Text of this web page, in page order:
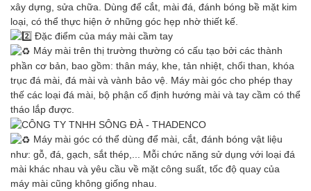
xây dựng, sửa chữa. Dùng để cắt, mài đá, đánh bóng bề mặt kim
loại, có thể thực hiện ở những góc hẹp nhờ thiết kế.
Đặc điểm của máy mài cầm tay
Máy mài trên thị trường thường có cấu tạo bởi các thành
phần cơ bản, bao gồm: thân máy, khe, tản nhiệt, chổi than, khóa
trục đá mài, đá mài và vành bảo vệ. Máy mài góc cho phép thay
thế các loại đá mài, bộ phận cố định hướng mài và tay cầm có thể
tháo lắp được.
Máy mài góc có thể dùng để mài, cắt, đánh bóng vật liệu
như: gỗ, đá, gạch, sắt thép,... Mỗi chức năng sử dụng với loại đá
mài khác nhau và yêu cầu về mặt công suất, tốc độ quay của
máy mài cũng không giống nhau.